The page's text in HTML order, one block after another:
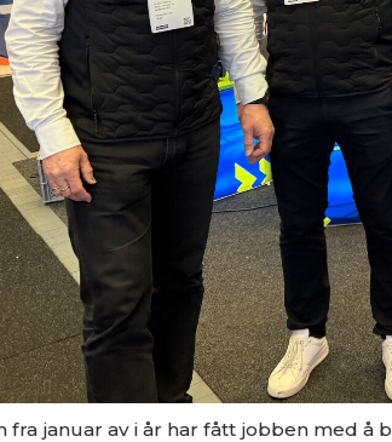
fra januar av i år har fått jobben med å